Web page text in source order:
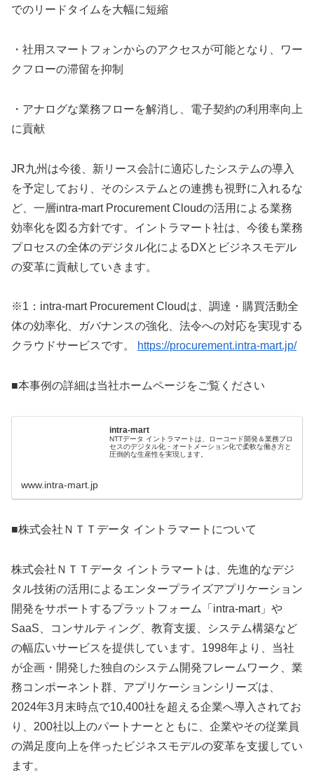
でのリードタイムを大幅に短縮
・社用スマートフォンからのアクセスが可能となり、ワー
クフローの滞留を抑制
・アナログな業務フローを解消し、電子契約の利用率向上
に貢献
JR九州は今後、新リース会計に適応したシステムの導入
を予定しており、そのシステムとの連携も視野に入れるな
ど、一層intra-mart Procurement Cloudの活用による業務
効率化を図る方針です。イントラマート社は、今後も業務
プロセスの全体のデジタル化によるDXとビジネスモデル
の変革に貢献していきます。
※1：intra-mart Procurement Cloudは、調達・購買活動全
体の効率化、ガバナンスの強化、法令への対応を実現する
クラウドサービスです。
https://procurement.intra-mart.jp/
■本事例の詳細は当社ホームページをご覧ください
intra-mart
NTTデータ イントラマートは、ローコード開発＆業務プロ
セスのデジタル化・オートメーション化で柔軟な働き方と
圧倒的な生産性を実現します。
www.intra-mart.jp
■株式会社ＮＴＴデータ イントラマートについて
株式会社ＮＴＴデータ イントラマートは、先進的なデジ
タル技術の活用によるエンタープライズアプリケーション
開発をサポートするプラットフォーム「intra-mart」や
SaaS、コンサルティング、教育支援、システム構築など
の幅広いサービスを提供しています。1998年より、当社
が企画・開発した独自のシステム開発フレームワーク、業
務コンポーネント群、アプリケーションシリーズは、
2024年3月末時点で10,400社を超える企業へ導入されてお
り、200社以上のパートナーとともに、企業やその従業員
の満足度向上を伴ったビジネスモデルの変革を支援してい
ます。